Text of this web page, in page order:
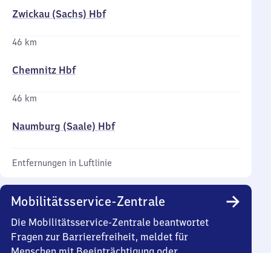
Zwickau (Sachs) Hbf
46 km
Chemnitz Hbf
46 km
Naumburg (Saale) Hbf
Entfernungen in Luftlinie
Mobilitätsservice-Zentrale
Die Mobilitätsservice-Zentrale beantwortet
Fragen zur Barrierefreiheit, meldet für